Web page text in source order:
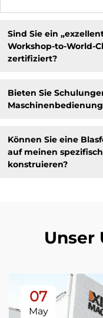
Sind Sie ein
Workshop-to-World-
zertifiziert?
Bieten Sie
Können Sie eine
auf meinen
konstruieren?
Unser
07
May